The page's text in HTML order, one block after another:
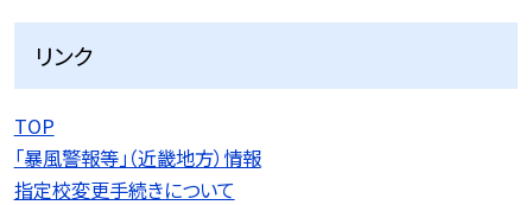
リンク
TOP
「暴風警報等」（近畿地方）情報
指定校変更手続きについて